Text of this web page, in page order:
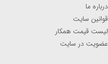
درباره ما
قوانین سایت
لیست قیمت همکار
عضویت در سایت